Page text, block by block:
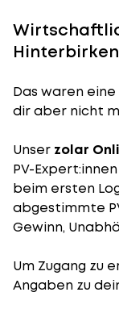
Das waren eine
dir aber nicht
Unser zolar
PV-
beim ersten
abgestimmte
Gewinn,
Um Zugang zu
Angaben zu